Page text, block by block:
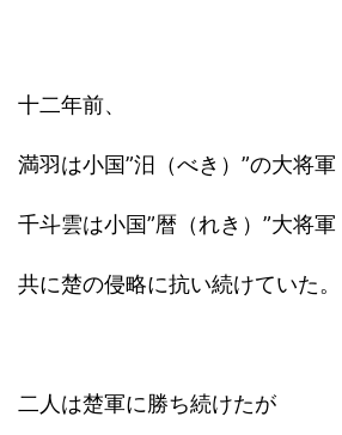
十二年前、
満羽は小国”汨（べき）”の大将軍
千斗雲は小国”暦（れき）”大将軍
共に楚の侵略に抗い続けていた。
二人は楚軍に勝ち続けたが